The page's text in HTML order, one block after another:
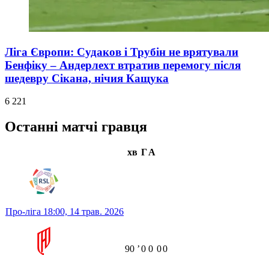
Ліга Європи: Судаков і Трубін не врятували
Бенфіку – Андерлехт втратив перемогу після
шедевру Сікана, нічия Кащука
6 221
Останні матчі гравця
хв ГА
Про-ліга 18:00, 14 трав. 2026
90 ʼ0 0 00